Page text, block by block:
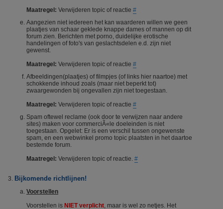
Maatregel: Verwijderen topic of reactie #
Aangezien niet iedereen het kan waarderen willen we geen
plaatjes van schaar geklede knappe dames of mannen op dit
forum zien. Berichten met porno, duidelijke erotische
handelingen of foto's van geslachtsdelen e.d. zijn niet
gewenst.
Maatregel: Verwijderen topic of reactie #
Afbeeldingen(plaatjes) of filmpjes (of links hier naartoe) met
schokkende inhoud zoals (maar niet beperkt tot)
zwaargewonden bij ongevallen zijn niet toegestaan.
Maatregel: Verwijderen topic of reactie #
Spam oftewel reclame (ook door te verwijzen naar andere
sites) maken voor commerciÃ«le doeleinden is niet
toegestaan. Opgelet: Er is een verschil tussen ongewenste
spam, en een webwinkel promo topic plaatsten in het daartoe
bestemde forum.
Maatregel: Verwijderen topic of reactie. #
Bijkomende richtlijnen!
Voorstellen
Voorstellen is NIET verplicht , maar is wel zo netjes. Het